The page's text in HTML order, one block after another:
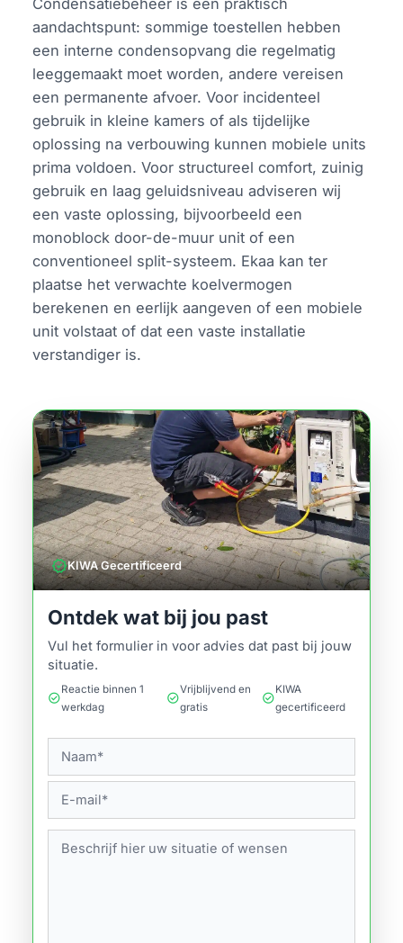
Condensatiebeheer is een praktisch
aandachtspunt: sommige toestellen hebben
een interne condensopvang die regelmatig
leeggemaakt moet worden, andere vereisen
een permanente afvoer. Voor incidenteel
gebruik in kleine kamers of als tijdelijke
oplossing na verbouwing kunnen mobiele units
prima voldoen. Voor structureel comfort, zuinig
gebruik en laag geluidsniveau adviseren wij
een vaste oplossing, bijvoorbeeld een
monoblock door-de-muur unit of een
conventioneel split-systeem. Ekaa kan ter
plaatse het verwachte koelvermogen
berekenen en eerlijk aangeven of een mobiele
unit volstaat of dat een vaste installatie
verstandiger is.
verifiedKIWA Gecertificeerd
Ontdek wat bij jou past
Vul het formulier in voor advies dat past bij jouw
situatie.
check_circle
Reactie binnen 1
werkdag
check_circle
Vrijblijvend en
gratis
check_circle
KIWA
gecertificeerd